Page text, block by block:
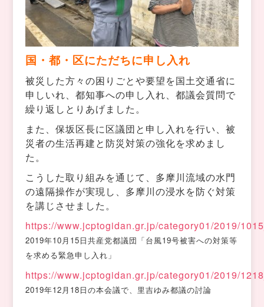
国・都・区にただちに申し入れ
被災した方々の困りごとや要望を国土交通省に
申しいれ、都知事への申し入れ、都議会質問で
繰り返しとりあげました。
また、保坂区長に区議団と申し入れを行い、被
災者の生活再建と防災対策の強化を求めまし
た。
こうした取り組みを通じて、多摩川流域の水門
の遠隔操作が実現し、多摩川の浸水を防ぐ対策
を講じさせました。
https://www.jcptogidan.gr.jp/category01/2019/
2019年10月15日共産党都議団「台風19号被害への対策等
を求める緊急申し入れ」
https://www.jcptogidan.gr.jp/category01/2019/
2019年12月18日の本会議で、里吉ゆみ都議の討論